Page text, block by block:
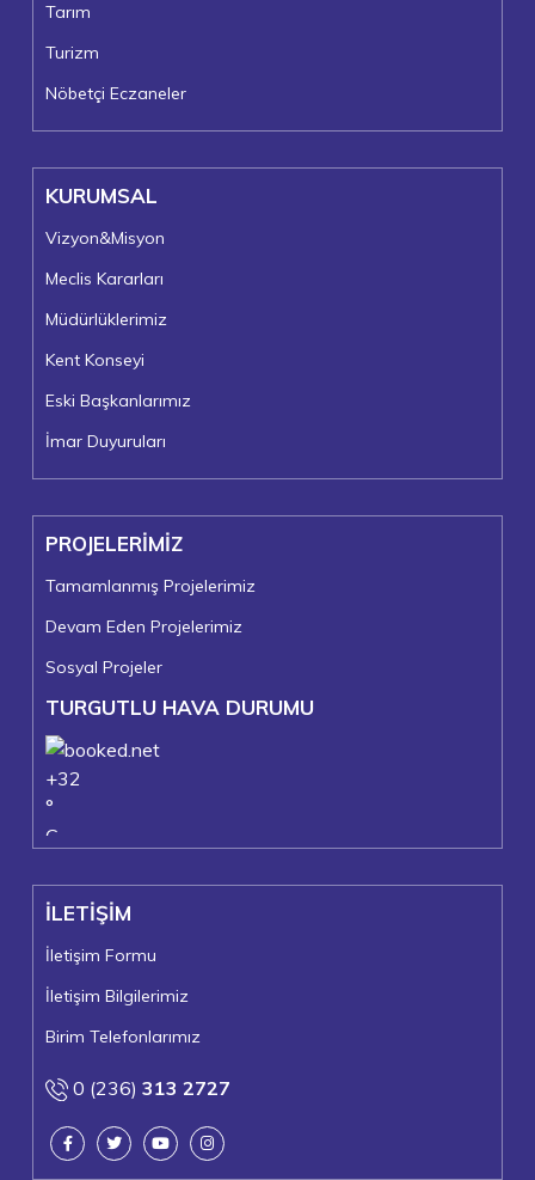
Tarım
Turizm
Nöbetçi Eczaneler
KURUMSAL
Vizyon&Misyon
Meclis Kararları
Müdürlüklerimiz
Kent Konseyi
Eski Başkanlarımız
İmar Duyuruları
PROJELERİMİZ
Tamamlanmış Projelerimiz
Devam Eden Projelerimiz
Sosyal Projeler
TURGUTLU HAVA DURUMU
+32
°
C
+22°
Turgutlu
Pazar, 09
İLETİŞİM
İletişim Formu
İletişim Bilgilerimiz
Birim Telefonlarımız
0 (236) 313 2727